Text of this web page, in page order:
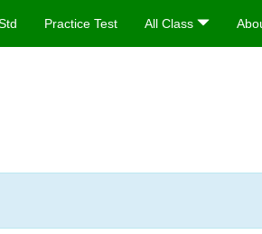
Practice Test All Class